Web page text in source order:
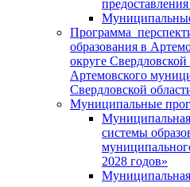
Программа
образования в
округе
Артемовского
Свердловской
Муниципальные
системы
2028 годов»